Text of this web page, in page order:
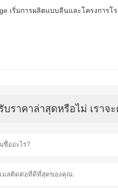
เริ่มการผลิตแบบลีนและโครงการโ
บราคาล่าสุดหรือไม่ เราจ